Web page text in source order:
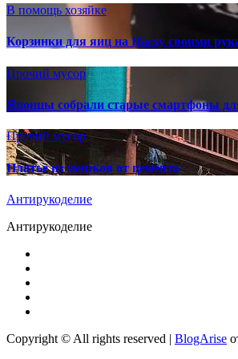
В помощь хозяйке
Корзинки для яиц на Пасху своими
Прочий мусор
Японцы собрали старые смартфоны
Прочий мусор
Платье из мешков от цемента
Антирукоделие
Антирукоделие
Copyright © All rights reserved | BlogArise